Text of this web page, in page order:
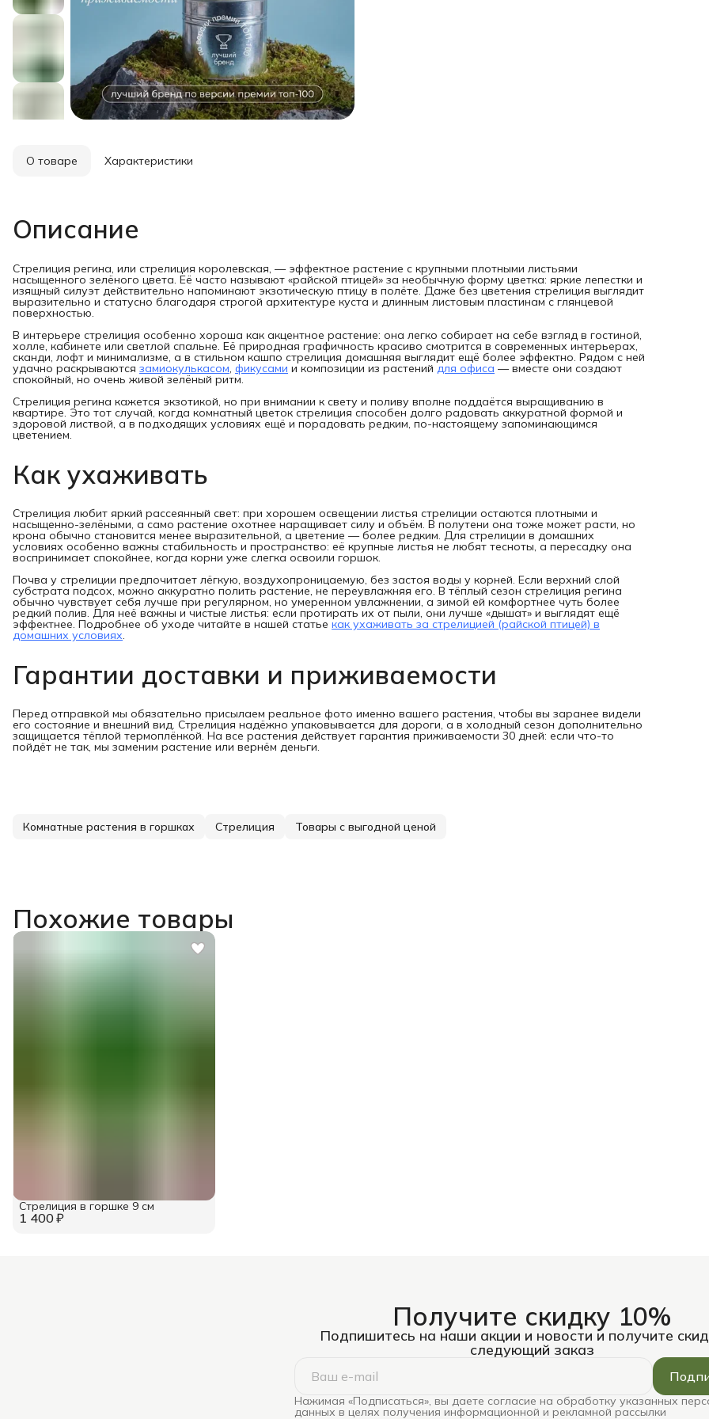
уходе читайте в нашей статьекак ухаживать за
(райской птицей) в домашних условиях.
Гарантии доставки и приживаемости
Перед отправкой мы обязательно присылаем реальное
для дороги, а в холодный сезон дополнительно
тёплой термоплёнкой. На все растения действует гарантия
приживаемости 30 дней: если что-то пойдёт не так, мы
заменим растение или вернём деньги.
О товаре Характеристики
Описание
Стрелиция регина, или стрелиция королевская, — эффектное растение с крупными плотными листьями
насыщенного зелёного цвета. Её часто называют «райской птицей» за необычную форму цветка: яркие лепестки и
изящный силуэт действительно напоминают экзотическую птицу в полёте. Даже без цветения стрелиция выглядит
выразительно и статусно благодаря строгой архитектуре куста и длинным листовым пластинам с глянцевой
поверхностью.
В интерьере стрелиция особенно хороша как акцентное растение: она легко собирает на себе взгляд в гостиной,
холле, кабинете или светлой спальне. Её природная графичность красиво смотрится в современных интерьерах,
сканди, лофт и минимализме, а в стильном кашпо стрелиция домашняя выглядит ещё более эффектно. Рядом с ней
удачно раскрываются замиокулькасом, фикусами и композиции из растений для офиса — вместе они создают
спокойный, но очень живой зелёный ритм.
Стрелиция регина кажется экзотикой, но при внимании к свету и поливу вполне поддаётся выращиванию в
квартире. Это тот случай, когда комнатный цветок стрелиция способен долго радовать аккуратной формой и
здоровой листвой, а в подходящих условиях ещё и порадовать редким, по-настоящему запоминающимся
цветением.
Как ухаживать
Стрелиция любит яркий рассеянный свет: при хорошем освещении листья стрелиции остаются плотными и
насыщенно-зелёными, а само растение охотнее наращивает силу и объём. В полутени она тоже может расти, но
крона обычно становится менее выразительной, а цветение — более редким. Для стрелиции в домашних
условиях особенно важны стабильность и пространство: её крупные листья не любят тесноты, а пересадку она
воспринимает спокойнее, когда корни уже слегка освоили горшок.
Почва у стрелиции предпочитает лёгкую, воздухопроницаемую, без застоя воды у корней. Если верхний слой
субстрата подсох, можно аккуратно полить растение, не переувлажняя его. В тёплый сезон стрелиция регина
обычно чувствует себя лучше при регулярном, но умеренном увлажнении, а зимой ей комфортнее чуть более
редкий полив. Для неё важны и чистые листья: если протирать их от пыли, они лучше «дышат» и выглядят ещё
эффектнее. Подробнее об уходе читайте в нашей статье как ухаживать за стрелицией (райской птицей) в
домашних условиях.
Гарантии доставки и приживаемости
Перед отправкой мы обязательно присылаем реальное фото именно вашего растения, чтобы вы заранее видели
его состояние и внешний вид. Стрелиция надёжно упаковывается для дороги, а в холодный сезон дополнительно
защищается тёплой термоплёнкой. На все растения действует гарантия приживаемости 30 дней: если что-то
пойдёт не так, мы заменим растение или вернём деньги.
Комнатные растения в горшках Стрелиция Товары с выгодной ценой
Похожие товары
1 400 ₽
Стрелиция в горшке 9 см
Получите скидку 10%
Подпишитесь на наши акции и новости и получите
следующий заказ
Нажимая «Подписаться», вы даете согласие на обработку указанных
данных в целях получения информационной и рекламной рассылки